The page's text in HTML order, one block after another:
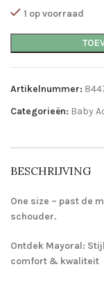
1 op voorraad
Artikelnummer:
Categorieën: Baby
BESCHRIJVING
One size – past de
schouder.
Ontdek Mayoral:
comfort & kwaliteit